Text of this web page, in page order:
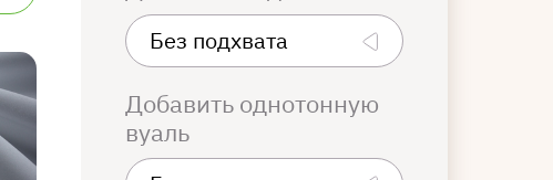
Добавить однотонную
вуаль